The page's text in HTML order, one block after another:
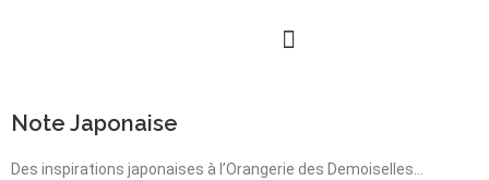
Note Japonaise
Des inspirations japonaises à l’Orangerie des Demoiselles…